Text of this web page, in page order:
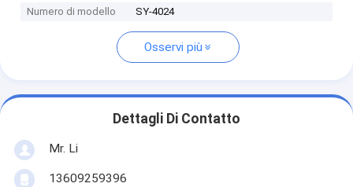
Numero di modello
SY-4024
Osservi più
Dettagli Di Contatto
Mr. Li
13609259396